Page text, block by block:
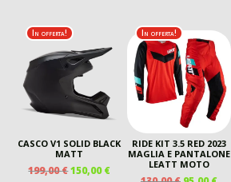
In offerta!
CASCO V1 SOLID BLACK
MATT
199,00€IL
150,00€IL
In offerta!
RIDE KIT 3.5 RED 2023
MAGLIA E PANTALONE
LEATT MOTO